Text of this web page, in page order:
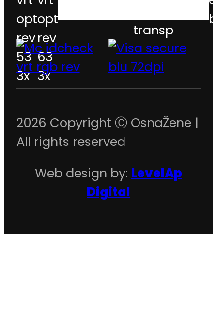
2026 Copyright Ⓒ OsnaŽene |
All rights reserved
Web design by: LevelAp
Digital